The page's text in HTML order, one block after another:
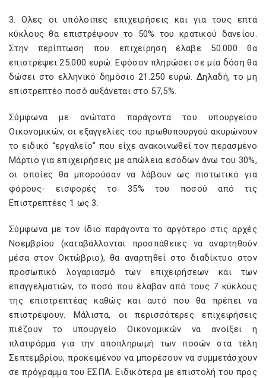
3. Ολες οι υπόλοιπες επιχειρήσεις και για τους επτά
κύκλους θα επιστρέψουν το 50% του κρατικού δανείου.
Στην περίπτωση που επιχείρηση έλαβε 50.000 θα
επιστρέψει 25.000 ευρώ. Εφόσον πληρώσει σε μία δόση θα
δώσει στο ελληνικό δημόσιο 21.250 ευρώ. Δηλαδή, το μη
επιστρεπτέο ποσό αυξάνεται στο 57,5%.
Σύμφωνα με ανώτατο παράγοντα του υπουργείου
Οικονομικών, οι εξαγγελίες του πρωθυπουργού ακυρώνουν
το ειδικό “εργαλείο” που είχε ανακοινωθεί τον περασμένο
Μάρτιο για επιχειρήσεις με απώλεια εσόδων άνω του 30%,
οι οποίες θα μπορούσαν να λάβουν ως πιστωτικό για
φόρους- εισφορές το 35% του ποσού από τις
Επιστρεπτέες 1 ως 3.
Σύμφωνα με τον ίδιο παράγοντα το αργότερο στις αρχές
Νοεμβρίου (καταβάλλονται προσπάθειες να αναρτηθούν
μέσα στον Οκτώβριο), θα αναρτηθεί στο διαδίκτυο στον
προσωπικό λογαριασμό των επιχειρήσεων και των
επαγγελματιών, το ποσό που έλαβαν από τους 7 κύκλους
της επιστρεπτέας καθώς και αυτό που θα πρέπει να
επιστρέψουν. Μάλιστα, οι περισσότερες επιχειρήσεις
πιέζουν το υπουργείο Οικονομικών να ανοίξει η
πλατφόρμα για την αποπληρωμή των ποσών στα τέλη
Σεπτεμβρίου, προκειμένου να μπορέσουν να συμμετάσχουν
σε πρόγραμμα του ΕΣΠΑ. Ειδικότερα με επιστολή του προς